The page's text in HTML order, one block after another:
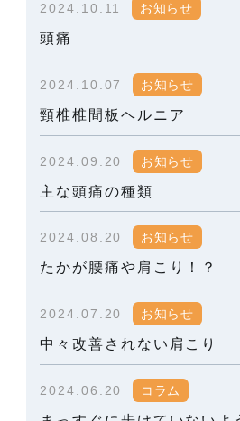
2024.10.11 お知らせ
頭痛
2024.10.07 お知らせ
頸椎椎間板ヘルニア
2024.09.20 お知らせ
主な頭痛の種類
2024.08.20 お知らせ
たかが腰痛や肩こり！？
2024.07.20 お知らせ
中々改善されない肩こり
2024.06.20 コラム